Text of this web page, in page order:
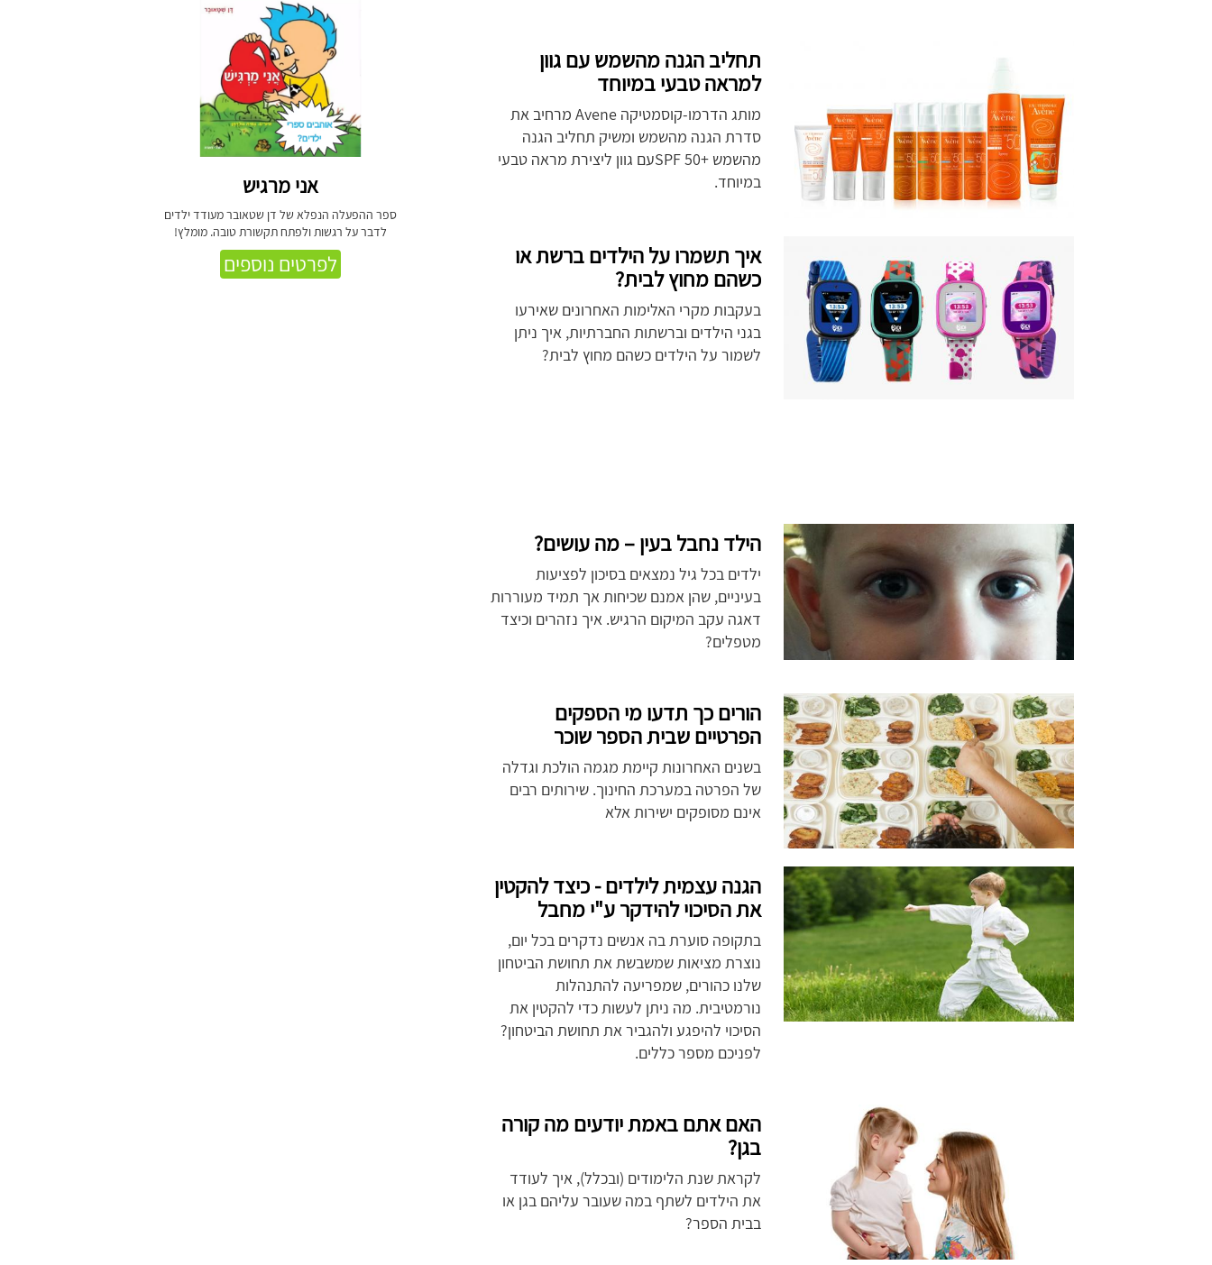
תחליב הגנה מהשמש עם גוון
למראה טבעי במיוחד
מותג הדרמו-קוסמטיקה Avene מרחיב את
סדרת הגנה מהשמש ומשיק תחליב הגנה
מהשמש +50 SPFעם גוון ליצירת מראה טבעי
במיוחד.
איך תשמרו על הילדים ברשת או
כשהם מחוץ לבית?
בעקבות מקרי האלימות האחרונים שאירעו
בגני הילדים וברשתות החברתיות, איך ניתן
לשמור על הילדים כשהם מחוץ לבית?
הילד נחבל בעין – מה עושים?
ילדים בכל גיל נמצאים בסיכון לפציעות
בעיניים, שהן אמנם שכיחות אך תמיד מעוררות
דאגה עקב המיקום הרגיש. איך נזהרים וכיצד
מטפלים?
הורים כך תדעו מי הספקים
הפרטיים שבית הספר שוכר
בשנים האחרונות קיימת מגמה הולכת וגדלה
של הפרטה במערכת החינוך. שירותים רבים
אינם מסופקים ישירות אלא
הגנה עצמית לילדים - כיצד להקטין
את הסיכוי להידקר ע"י מחבל
בתקופה סוערת בה אנשים נדקרים בכל יום,
נוצרת מציאות שמשבשת את תחושת הביטחון
שלנו כהורים, שמפריעה להתנהלות
נורמטיבית. מה ניתן לעשות כדי להקטין את
הסיכוי להיפגע ולהגביר את תחושת הביטחון?
לפניכם מספר כללים.
האם אתם באמת יודעים מה קורה
בגן?
לקראת שנת הלימודים (ובכלל), איך לעודד
את הילדים לשתף במה שעובר עליהם בגן או
בבית הספר?
אני מרגיש
ספר ההפעלה הנפלא של דן שטאובר מעודד ילדים
לדבר על רגשות ולפתח תקשורת טובה. מומלץ!
לפרטים נוספים